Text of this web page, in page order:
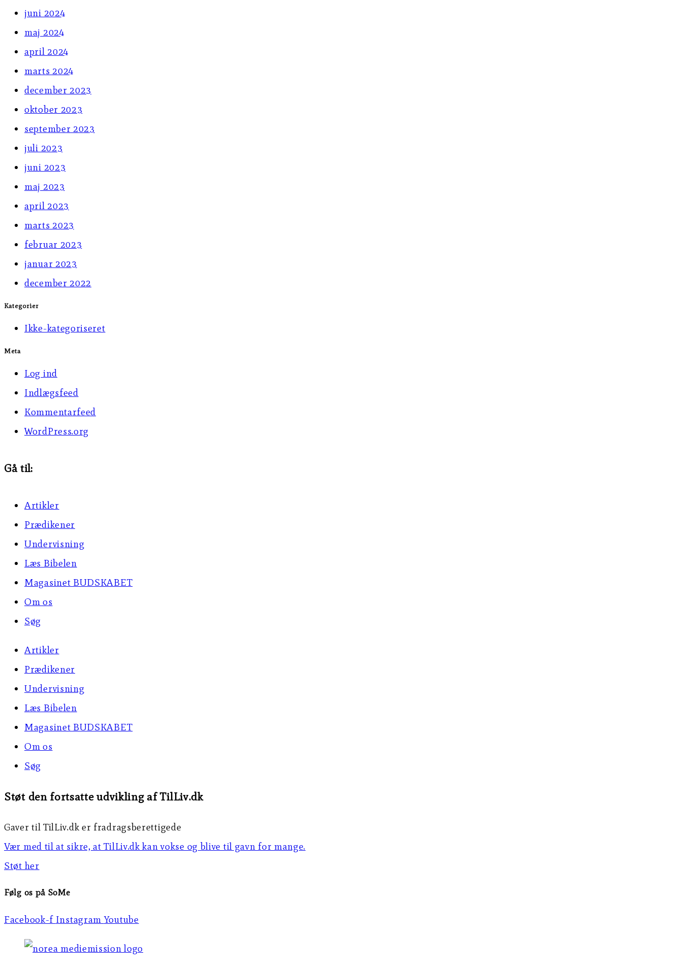
juni 2024
maj 2024
april 2024
marts 2024
december 2023
oktober 2023
september 2023
juli 2023
juni 2023
maj 2023
april 2023
marts 2023
februar 2023
januar 2023
december 2022
Kategorier
Ikke-kategoriseret
Meta
Log ind
Indlægsfeed
Kommentarfeed
WordPress.org
Gå til:
Artikler
Prædikener
Undervisning
Læs Bibelen
Magasinet BUDSKABET
Om os
Søg
Artikler
Prædikener
Undervisning
Læs Bibelen
Magasinet BUDSKABET
Om os
Søg
Støt den fortsatte udvikling af TilLiv.dk
Gaver til TilLiv.dk er fradragsberettigede
Vær med til at sikre, at TilLiv.dk kan vokse og blive til gavn for mange.
Støt her
Følg os på SoMe
Facebook-f Instagram Youtube